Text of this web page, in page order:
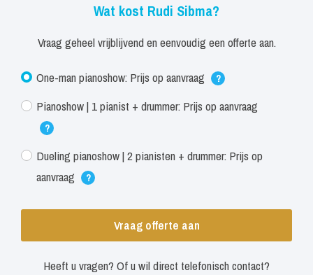
jaren de pannen van het dak te spelen op elke gelegenheid waar hij
nog mag optreden..
Wat kost Rudi Sibma?
Vraag geheel vrijblijvend en eenvoudig een offerte aan.
One-man pianoshow: Prijs op aanvraag ?
Pianoshow | 1 pianist + drummer: Prijs op aanvraag
?
Dueling pianoshow | 2 pianisten + drummer: Prijs op
aanvraag
?
Vraag offerte aan
Heeft u vragen? Of u wil direct telefonisch contact?